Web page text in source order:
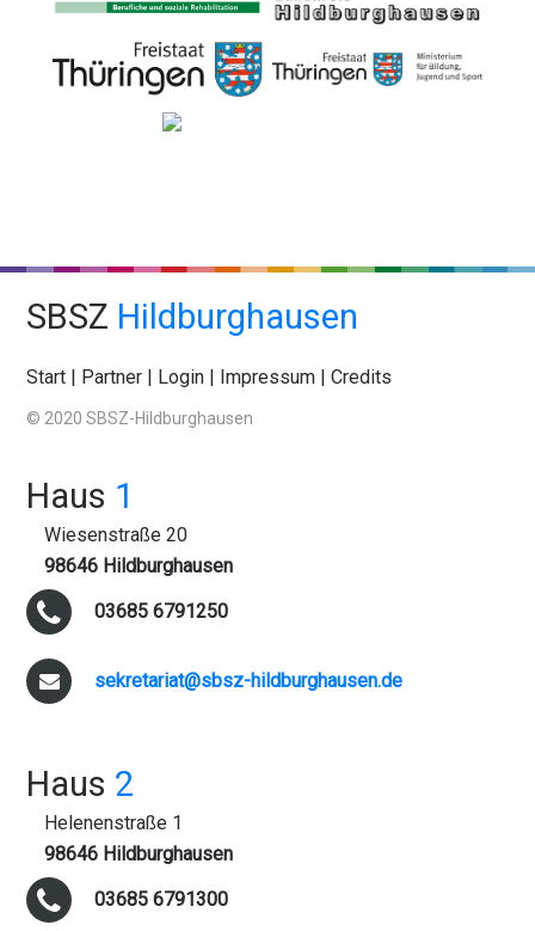
SBSZ Hildburghausen
Start | Partner | Login | Impressum |Credits
© 2020 SBSZ-Hildburghausen
Haus 1
Wiesenstraße 20
98646 Hildburghausen
03685 6791250
sekretariat@sbsz-hildburghausen.de
Haus 2
Helenenstraße 1
98646 Hildburghausen
03685 6791300